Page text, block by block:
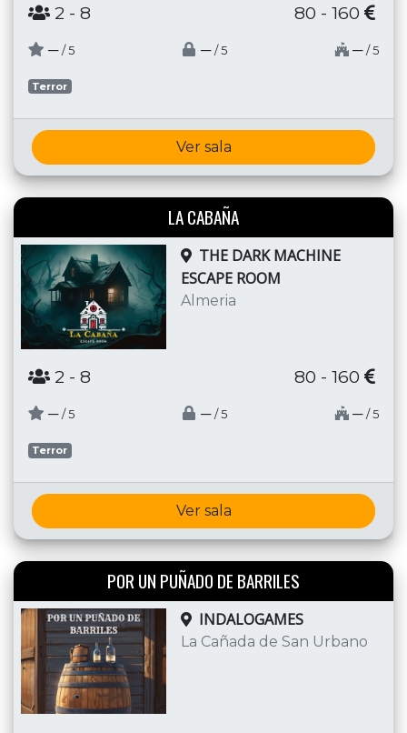
2 - 8 80 - 160
─ / 5 ─ / 5 ─ / 5
Terror
Ver sala
LA CABAÑA
THE DARK MACHINE
ESCAPE ROOM
Almeria
2 - 8 80 - 160
─ / 5 ─ / 5 ─ / 5
Terror
Ver sala
POR UN PUÑADO DE BARRILES
INDALOGAMES
La Cañada de San Urbano